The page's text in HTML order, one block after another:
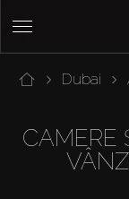
Dubai
CAMERE